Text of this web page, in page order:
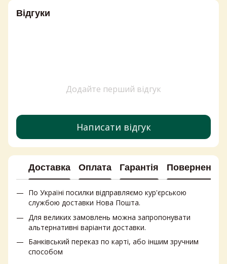
Відгуки
Додайте перший відгук
Написати відгук
Доставка Оплата Гарантія Повернення
По Україні посилки відправляємо кур'єрською
службою доставки Нова Пошта.
Для великих замовлень можна запропонувати
альтернативні варіанти доставки.
Банківський переказ по карті, або іншим зручним
способом